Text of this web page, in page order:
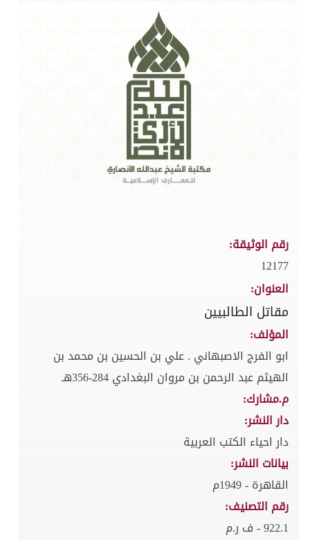
رقم الوثيقة:
12177
العنوان:
مقاتل الطالبيين
المؤلف:
ابو الفرج الاصبهاني . علي بن الحسين بن محمد بن
الهيثم عبد الرحمن بن مروان البغدادي 284-356هـ
م.مشارك:
دار النشر:
دار احياء الكتب العربية
بيانات النشر:
القاهرة - 1949م
رقم التصنيف:
922.1 - ف ر.م